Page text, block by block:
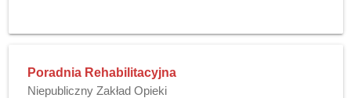
Poradnia Rehabilitacyjna
Niepubliczny Zakład Opieki